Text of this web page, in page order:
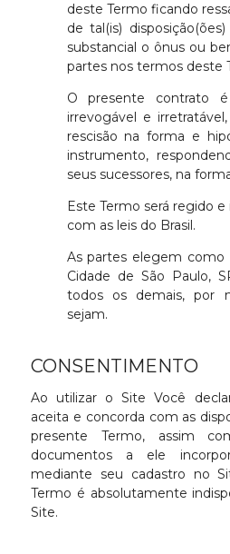
deste Termo ficando
de tal(is)
substancial o ônus ou
partes nos termos deste
O presente contrato
irrevogável e
rescisão na forma e
instrumento,
seus sucessores, na
Este Termo será regido
com as leis do Brasil.
As partes elegem
Cidade de São Paulo,
todos os demais, por
sejam.
CONSENTIMENTO
Ao utilizar o Site Você
aceita e concorda com as
presente Termo, assim
documentos a ele
mediante seu cadastro no
Termo é absolutamente
Site.